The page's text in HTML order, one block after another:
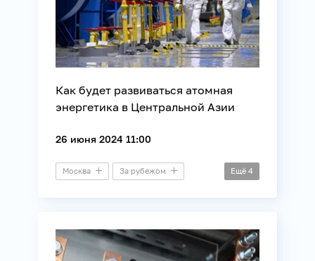
Как будет развиваться атомная
энергетика в Центральной Азии
26 июня 2024 11:00
Москва За рубежом Ещё 4